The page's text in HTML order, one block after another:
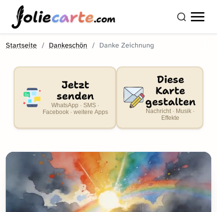
oliecarte.com
Startseite Dankeschön Danke Zeichnung
Jetzt
senden
WhatsApp · SMS ·
Facebook · weitere Apps
Diese
Karte
gestalten
Nachricht · Musik ·
Effekte